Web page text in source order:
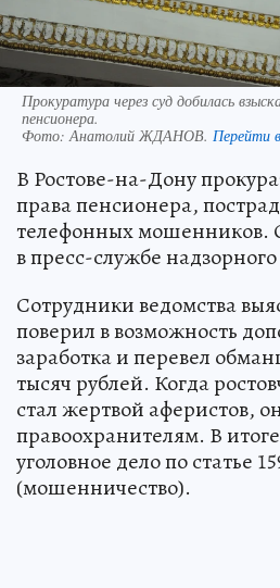
Прокуратура через суд добилась
пенсионера.
Фото:Анатолий ЖДАНОВ. Перейти
В Ростове-на-Дону
права пенсионера,
телефонных мошенников.
в пресс-службе
Сотрудники ведомства
поверил в возможность
заработка и перевел
тысяч рублей. Когда
стал жертвой аферистов,
правоохранителям. В
уголовное дело по статье
(мошенничество).